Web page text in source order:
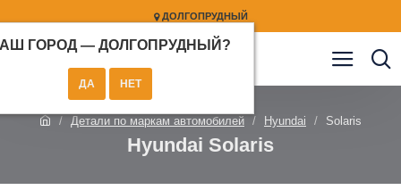
ДОЛГОПРУДНЫЙ
ГОРОД — ДОЛГОПРУДНЫЙ ?
Детали по маркам автомобилей Hyundai Solaris
Hyundai Solaris